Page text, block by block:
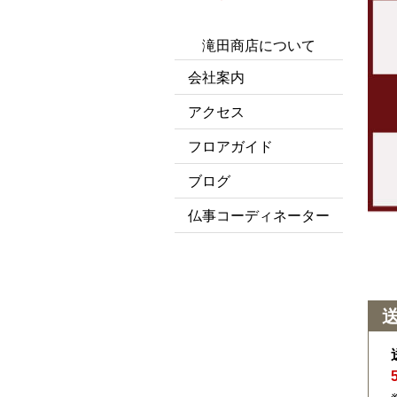
滝田商店について
会社案内
アクセス
フロアガイド
ブログ
仏事コーディネーター